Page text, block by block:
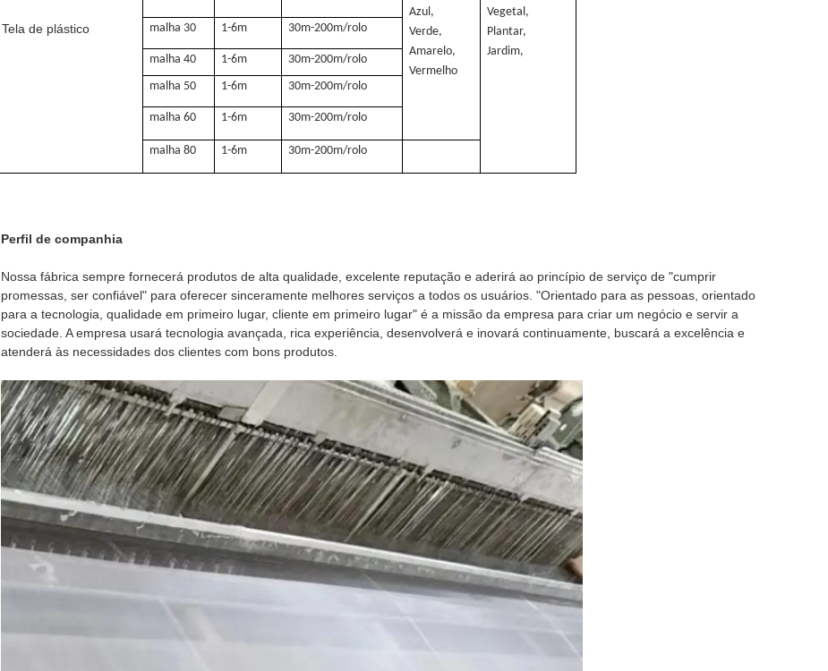
Tela de plástico
Azul,
Verde,
Amarelo,
Vermelho
Vegetal,
Plantar,
Jardim,
malha 30 1-6m 30m-200m/rolo
malha 40 1-6m
30m-200m/rolo
malha 50
1-6m 30m-200m/rolo
malha 60 1-6m 30m-200m/rolo
malha 80 1-6m 30m-200m/rolo
Perfil de companhia
Nossa fábrica sempre fornecerá produtos de alta qualidade, excelente reputação e aderirá ao princípio de serviço de "cumprir
promessas, ser confiável" para oferecer sinceramente melhores serviços a todos os usuários. "Orientado para as pessoas, orientado
para a tecnologia, qualidade em primeiro lugar, cliente em primeiro lugar" é a missão da empresa para criar um negócio e servir a
sociedade. A empresa usará tecnologia avançada, rica experiência, desenvolverá e inovará continuamente, buscará a excelência e
atenderá às necessidades dos clientes com bons produtos.